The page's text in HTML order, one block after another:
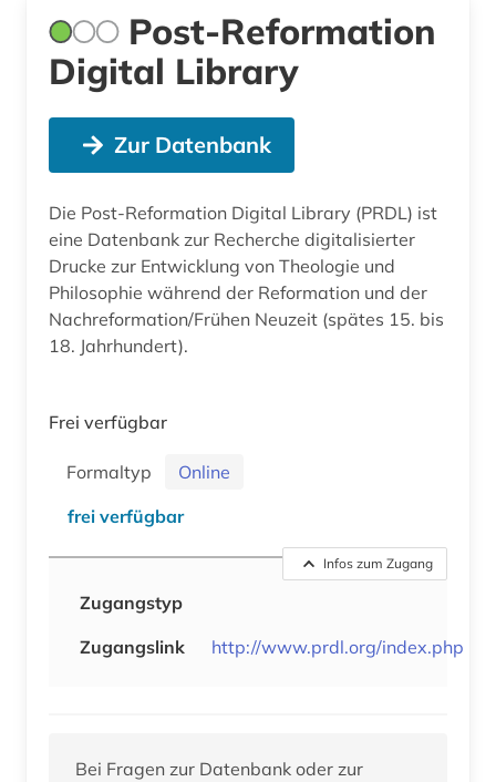
Post-Reformation
Digital Library
Zur Datenbank
Die Post-Reformation Digital Library (PRDL) ist
eine Datenbank zur Recherche digitalisierter
Drucke zur Entwicklung von Theologie und
Philosophie während der Reformation und der
Nachreformation/Frühen Neuzeit (spätes 15. bis
18. Jahrhundert).
Frei verfügbar
Formaltyp
Online
frei verfügbar
Infos zum Zugang
Zugangstyp
Zugangslink
http://www.prdl.org/index.php
Bei Fragen zur Datenbank oder zur